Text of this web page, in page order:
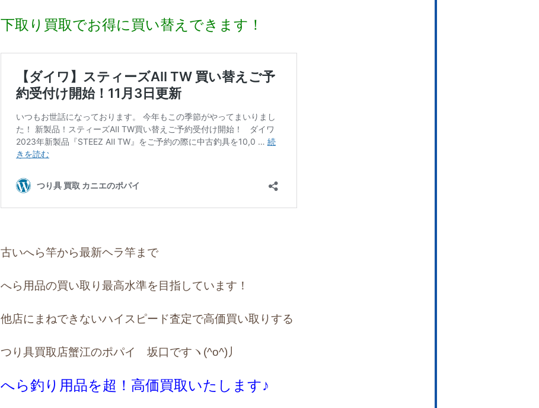
下取り買取でお得に買い替えできます！
古いへら竿から最新ヘラ竿まで
へら用品の買い取り最高水準を目指しています！
他店にまねできないハイスピード査定で高価買い取りする
つり具買取店蟹江のポパイ 坂口ですヽ(^o^)丿
へら釣り用品を超！高価買取いたします♪